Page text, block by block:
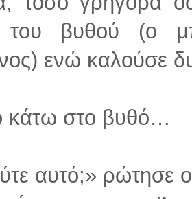
του βυθού (ο
ενώ καλούσε
κάτω στο βυθό…
αυτό;» ρώτησε